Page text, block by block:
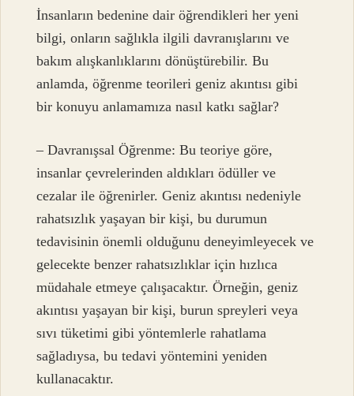
İnsanların bedenine dair öğrendikleri her yeni
bilgi, onların sağlıkla ilgili davranışlarını ve
bakım alışkanlıklarını dönüştürebilir. Bu
anlamda, öğrenme teorileri geniz akıntısı gibi
bir konuyu anlamamıza nasıl katkı sağlar?
– Davranışsal Öğrenme: Bu teoriye göre,
insanlar çevrelerinden aldıkları ödüller ve
cezalar ile öğrenirler. Geniz akıntısı nedeniyle
rahatsızlık yaşayan bir kişi, bu durumun
tedavisinin önemli olduğunu deneyimleyecek ve
gelecekte benzer rahatsızlıklar için hızlıca
müdahale etmeye çalışacaktır. Örneğin, geniz
akıntısı yaşayan bir kişi, burun spreyleri veya
sıvı tüketimi gibi yöntemlerle rahatlama
sağladıysa, bu tedavi yöntemini yeniden
kullanacaktır.